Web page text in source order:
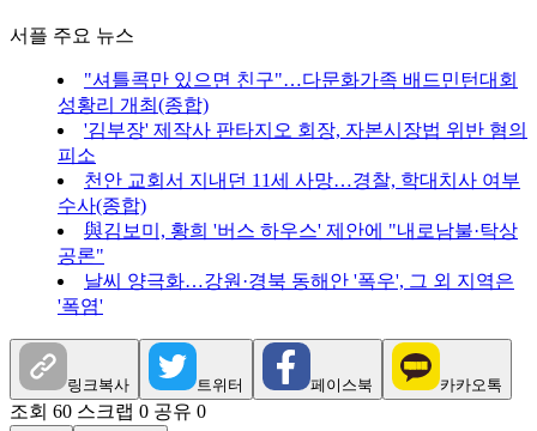
서플 주요 뉴스
"셔틀콕만 있으면 친구"…다문화가족 배드민턴대회
성황리 개최(종합)
'김부장' 제작사 판타지오 회장, 자본시장법 위반 혐의
피소
천안 교회서 지내던 11세 사망…경찰, 학대치사 여부
수사(종합)
與김보미, 황희 '버스 하우스' 제안에 "내로남불·탁상
공론"
날씨 양극화…강원·경북 동해안 '폭우', 그 외 지역은
'폭염'
링크복사 트위터 페이스북 카카오톡
조회 60 스크랩 0 공유 0